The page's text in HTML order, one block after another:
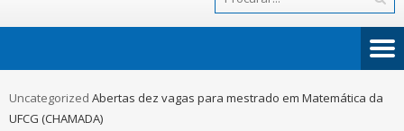
Uncategorized Abertas dez vagas para mestrado em Matemática da
UFCG (CHAMADA)